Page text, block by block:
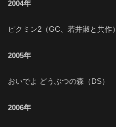
2004年
ピクミン2（GC、若井淑と共作）
2005年
おいでよ どうぶつの森（DS）
2006年